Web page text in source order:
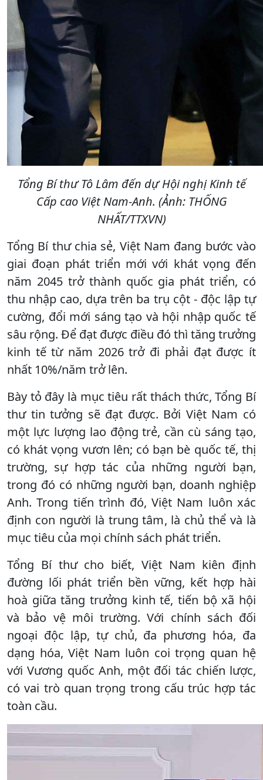
Tổng Bí thư Tô Lâm đến dự Hội nghị Kinh tế
Cấp cao Việt Nam-Anh. (Ảnh: THỐNG
NHẤT/TTXVN)
Tổng Bí thư chia sẻ, Việt Nam đang bước vào
giai đoạn phát triển mới với khát vọng đến
năm 2045 trở thành quốc gia phát triển, có
thu nhập cao, dựa trên ba trụ cột - độc lập tự
cường, đổi mới sáng tạo và hội nhập quốc tế
sâu rộng. Để đạt được điều đó thì tăng trưởng
kinh tế từ năm 2026 trở đi phải đạt được ít
nhất 10%/năm trở lên.
Bày tỏ đây là mục tiêu rất thách thức, Tổng Bí
thư tin tưởng sẽ đạt được. Bởi Việt Nam có
một lực lượng lao động trẻ, cần cù sáng tạo,
có khát vọng vươn lên; có bạn bè quốc tế, thị
trường, sự hợp tác của những người bạn,
trong đó có những người bạn, doanh nghiệp
Anh. Trong tiến trình đó, Việt Nam luôn xác
định con người là trung tâm, là chủ thể và là
mục tiêu của mọi chính sách phát triển.
Tổng Bí thư cho biết, Việt Nam kiên định
đường lối phát triển bền vững, kết hợp hài
hoà giữa tăng trưởng kinh tế, tiến bộ xã hội
và bảo vệ môi trường. Với chính sách đối
ngoại độc lập, tự chủ, đa phương hóa, đa
dạng hóa, Việt Nam luôn coi trọng quan hệ
với Vương quốc Anh, một đối tác chiến lược,
có vai trò quan trọng trong cấu trúc hợp tác
toàn cầu.